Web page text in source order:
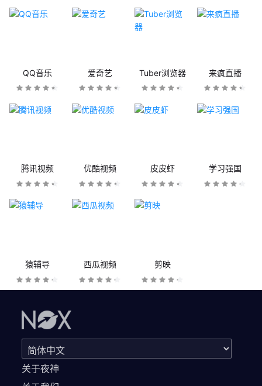
QQ音乐 爱奇艺 Tuber浏览器 来疯直播
腾讯视频 优酷视频 皮皮虾 学习强国
猿辅导 西瓜视频 剪映
关于夜神